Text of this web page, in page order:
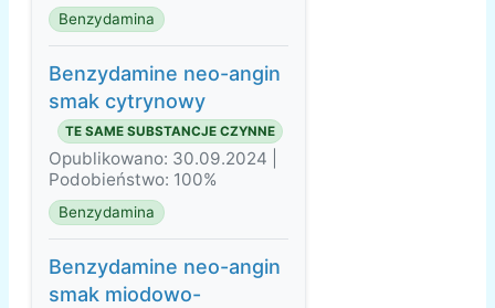
Benzydamina
Benzydamine neo-angin
smak cytrynowy
TE SAME SUBSTANCJE CZYNNE
Opublikowano: 30.09.2024 |
Podobieństwo: 100%
Benzydamina
Benzydamine neo-angin
smak miodowo-